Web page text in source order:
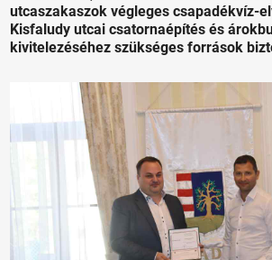
utcaszakaszok végleges csapadékvíz-
Kisfaludy utcai csatornaépítés és
kivitelezéséhez szükséges források